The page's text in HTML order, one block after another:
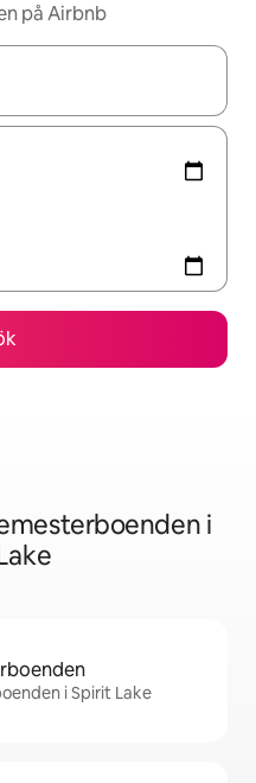
på Airbnb
du navigera med upp- och
i
i Spirit Lake